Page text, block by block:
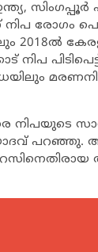
സിംഗപ്പൂര്‍
2018ല്‍
പറഞ്ഞു.